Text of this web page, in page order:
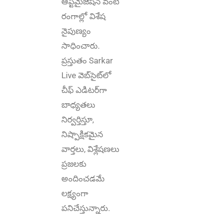
రంగాల్లో విశేష
నైపుణ్యం
సాధించారు.
ప్రస్తుతం Sarkar
Live వెబ్‌సైట్‌లో
చీఫ్ ఎడిటర్‌గా
బాధ్యతలు
నిర్వర్తిస్తూ,
నిష్పాక్షికమైన
వార్తలు, విశ్లేషణలు
ప్రజలకు
అందించడమే
లక్ష్యంగా
పనిచేస్తున్నారు.